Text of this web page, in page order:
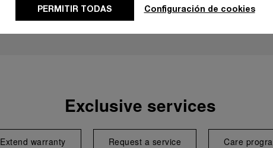
Exclusive services
Extend warranty Request a service Care
PERMITIR TODAS Configuración de cookies